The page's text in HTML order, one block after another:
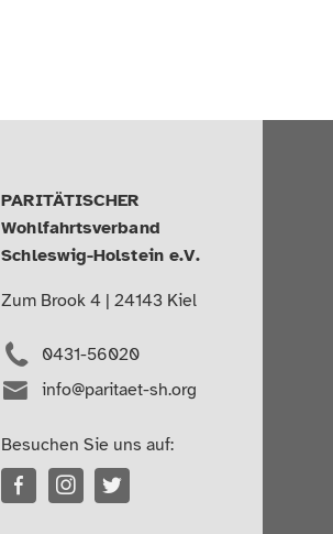
PARITÄTISCHER
Wohlfahrtsverband
Schleswig-Holstein e.V.
Zum Brook 4 | 24143 Kiel
0431-56020
info@paritaet-sh.org
Besuchen Sie uns auf: